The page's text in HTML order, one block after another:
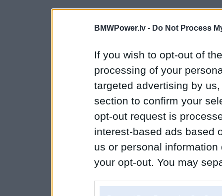
BMWPower.lv - Do Not Process
If you wish to opt-out of
processing of your
targeted advertising by
section to confirm your
opt-out request is
interest-based ads based
us or personal
your opt-out. You may